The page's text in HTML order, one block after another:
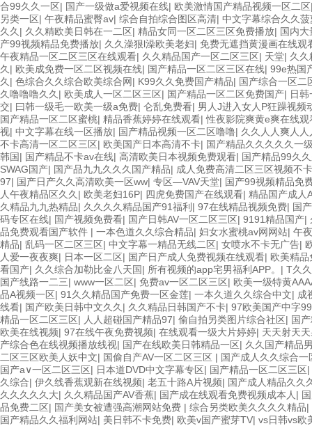
合99久久一区| 国产一级做a爱视频在线| 欧美激情国产精品视频一区二区
另类一区| 午夜精品蜜臀av| 综合自拍综合图区高清| 中文字幕综合久久菠
久久 | 久久精欧美日韩在一二区| 精品女同一区二区三区免费播放| 国内
产99视频精品免费播放| 久久澡狠l澡欧美老妇| 免费无遮挡黄漫画在线观
午夜精品一区二区三区在线观看| 久久精品国产一区二区三区| 天堂| 久久
久 | 欧美成免费一区二区视频在线| 国产精品一区二区三区在线| 99e热国
久 | 色综合久久综合欧美综合网| K99久久免费国产精品| 国产综合一区二
久噜噜噜久久 | 欧美成人一区二区三区| 国产精品一区二区免费国产| 日
交| 曰韩一级毛一欧美一级a免费| 仑乱免费看| 男人J进入女人P狂躁视频
国产精品一区二区蜜桃| 精品香蕉婷婷在线观看|性夜影院爽黄e爽在线观
视| 中文字幕在线一区播放| 国产精品视频一区二区噜噜| 久久人人爽人人
不卡高清一区二区三区| 欧美国产日本高清不卡| 国产精品久久久久久一
韩国| 国产精品不卡av在线| 高清欧美日本视频免费观看| 国产精品99久
SWAG国产| 国产品九九久久久国产精品| 成人免费高清二区三区视频不卡
97| 国产日产久久高清欧美一区ww| 专区—VAV天堂| 国产99视频精品免
人午夜精品区久久 | 欧美老妇16P| 四虎免费国产在线观看| 精品国产成人
久精品九九热精品| 久久久久精品国产91福利 | 97在线精品视频免费| 国
码专区在线| 国产视频免费看| 国产日韩AV一区二区三区| 9191精品国产|
品免费观看国产软件 | 一本色道久久综合精品| 妇女水蜜桃av网网站| 午
精品| 乱码一区二区三区| 中文字幕一精品无线二区| 女喷水不卡无广告|
人爱一夜夜爽| 日本一区二区| 国产日产成人免费视频在线观看| 欧美精
看国产| 久久综合加勒比金八天国| 所有视频的app宅男福利APP。 | T久
国产线路一二三| www一区二区| 免费av一区二区三区| 欧美一级特黄
品A视频一区| 91久久精品国产免费一区金莲| 一本久道久久综合中文| 成
线看| 国产欧美日韩中文久久 | 久久精品日韩国产不卡| 97欧美国产中字99
精品一区二区三区| 人人超碰国产精品97| 偷自拍另类图片综合社区| 国
欧美在线视频| 97在线午夜免费视频| 在线观看一级大片婷婷| 天天射天
产综合色在线视频播放线视| 国产在线欧美日韩精品一区| 久久国产精品
二区三区欧美人妖中文| 国偷自产AV一区二区三区 | 国产成人久久综合一
国产a∨一区二区三区| 日本道DVD中文字幕专区| 国产精品一区二区三区|
久综合| 伊久线香蕉观新在线视频| 老五十路A片视频| 国产成人精品久久
久久久久久大| 久久精品国产AV香蕉| 国产成在线观看免费视频成本人 |
品免费二区| 国产美女被遭强高潮网站免费 | 综合另类欧美久久久久精品|
国产精品久久福利网站| 美日韩不卡免费| 欧美v国产蜜芽TV| vs日韩vs欧